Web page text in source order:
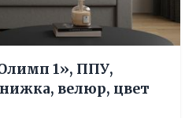
1», ППУ,
велюр, цвет